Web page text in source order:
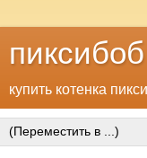
купить котенка